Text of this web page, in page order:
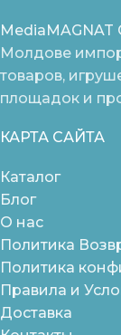
MediaMAGNAT
Молдове
товаров,
площадок и
КАРТА САЙТА
Каталог
Блог
О нас
Политика
Политика
Правила и
Доставка